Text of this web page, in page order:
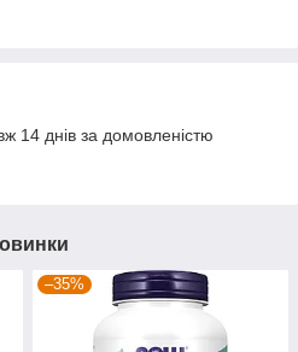
14 днів за домовленістю
–35%